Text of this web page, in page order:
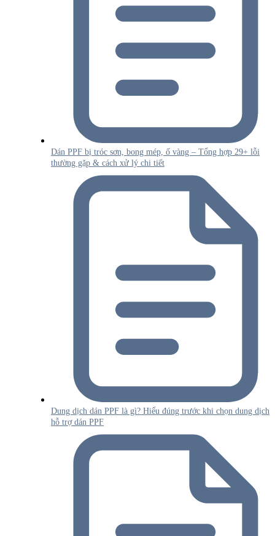
Dán PPF bị tróc sơn, bong mép, ố vàng – Tổng hợp 29+ lỗi
thường gặp & cách xử lý chi tiết
Dung dịch dán PPF là gì? Hiểu đúng trước khi chọn dung dịch
hỗ trợ dán PPF